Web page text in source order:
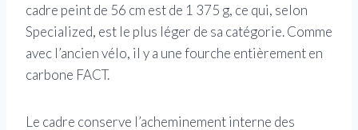
cadre peint de 56 cm est de 1 375 g, ce qui, selon
Specialized, est le plus léger de sa catégorie. Comme
avec l’ancien vélo, il y a une fourche entièrement en
carbone FACT.
Le cadre conserve l’acheminement interne des